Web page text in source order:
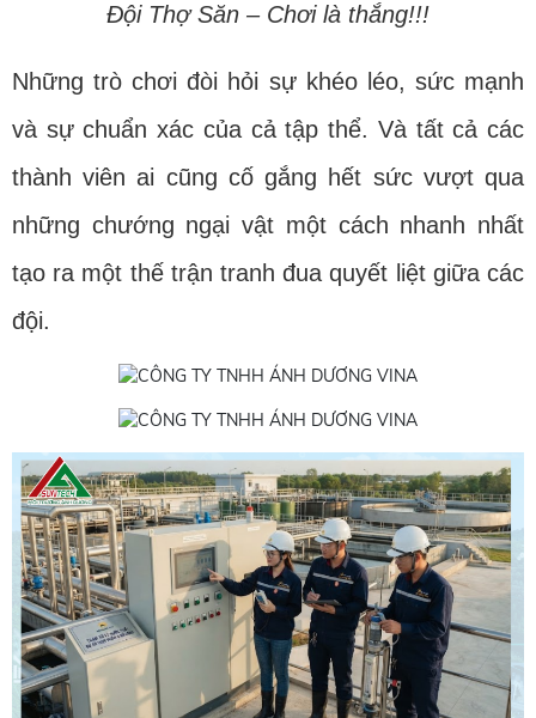
Đội Thợ Săn – Chơi là thắng!!!
Những trò chơi đòi hỏi sự khéo léo, sức mạnh
và sự chuẩn xác của cả tập thể. Và tất cả các
thành viên ai cũng cố gắng hết sức vượt qua
những chướng ngại vật một cách nhanh nhất
tạo ra một thế trận tranh đua quyết liệt giữa các
đội.